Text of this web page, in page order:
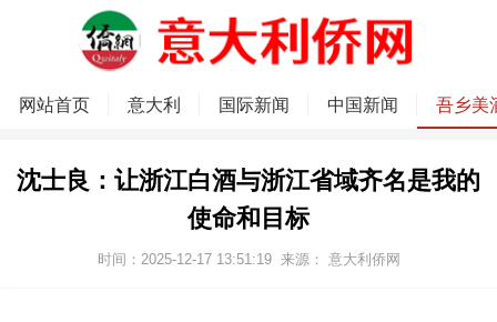
网站首页 意大利 国际新闻 中国新闻 吾乡美
沈士良：让浙江白酒与浙江省域齐名是我的
使命和目标
时间：2025-12-17 13:51:19 来源： 意大利侨网